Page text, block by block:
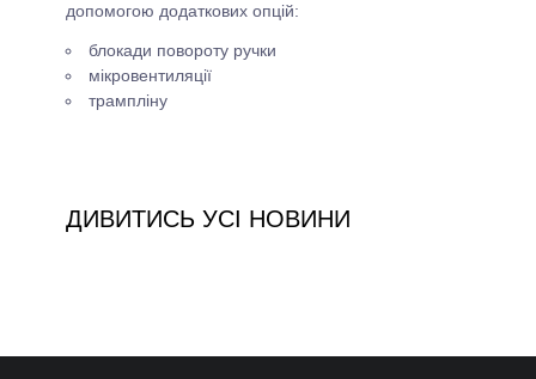
допомогою додаткових опцій:
блокади повороту ручки
мікровентиляції
трампліну
ДИВИТИСЬ УСІ НОВИНИ